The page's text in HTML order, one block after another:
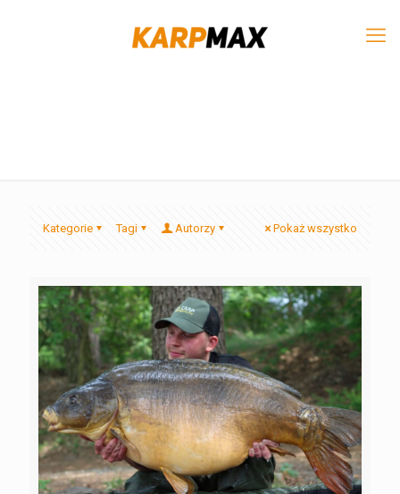
Kategorie Tagi Autorzy Pokaż wszystko